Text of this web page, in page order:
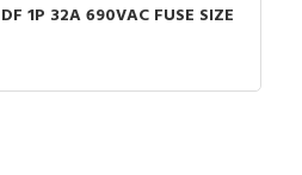
1P 32A 690VAC FUSE SIZE